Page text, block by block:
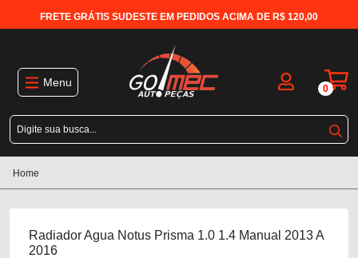
FRETE GRÁTIS SUDESTE EM PEDIDOS ACIMA DE R$ 120,00
Menu 0
Home
Radiador Agua Notus Prisma 1.0 1.4 Manual 2013 A
2016